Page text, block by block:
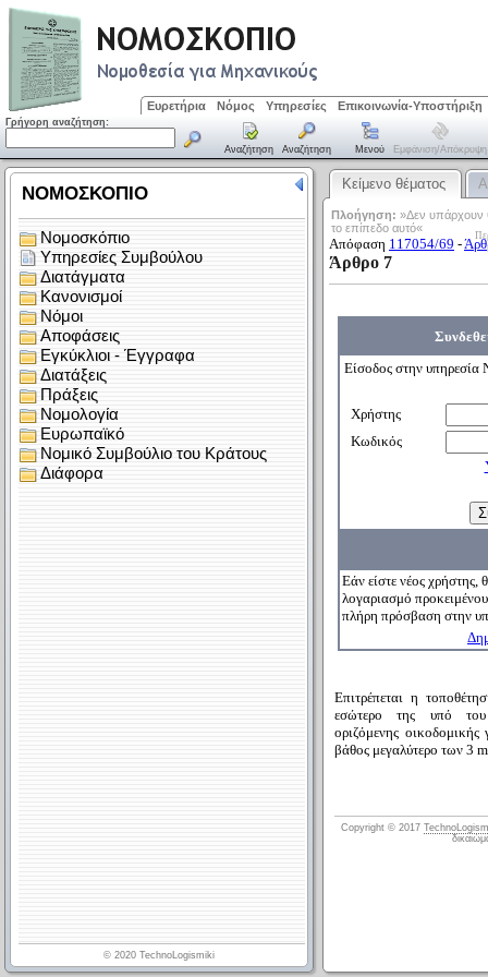
Ευρετήρια Νόμος Υπηρεσίες Επικοινωνία-Υποστήριξη
Γρήγορη αναζήτηση:
Αναζήτηση Αναζήτηση Μενού Εμφάνιση/απόκρυψη
Κείμενο θέματος